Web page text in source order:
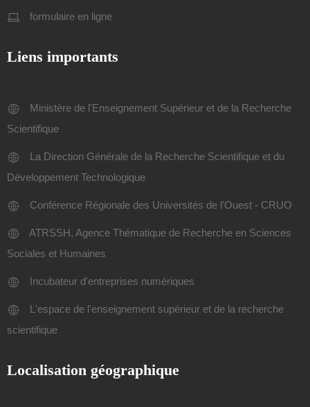
formulaire en ligne
Liens importants
Ministère de l'Enseignement Supérieur et de la Recherche
Scientifique
La Direction Générale de la Recherche Scientifique et du
Développement Technologique
Conférence Régionale des Universités de l'Ouest - CRUO
ATRSSH, Agence Thématique de Recherche en Sciences
Sociales et Humaines
Incubateur d'entreprises numériques
L'espace de l'enseignement supérieur et de la recherche
scientifique
Localisation géographique